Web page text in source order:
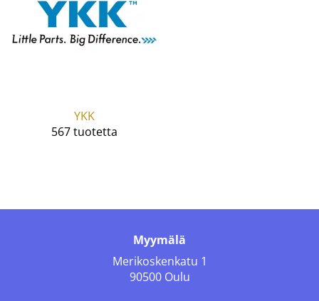
YKK
567 tuotetta
Myymälä
Merikoskenkatu 1
90500 Oulu